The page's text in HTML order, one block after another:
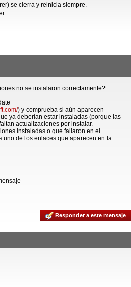
se cierra y reinicia siempre.
no se instalaron correctamente?
) y comprueba si aún aparecen
ya deberían estar instaladas (porque las
actualizaciones por instalar.
instaladas o que fallaron en el
uno de los enlaces que aparecen en la
Responder a este mensaje